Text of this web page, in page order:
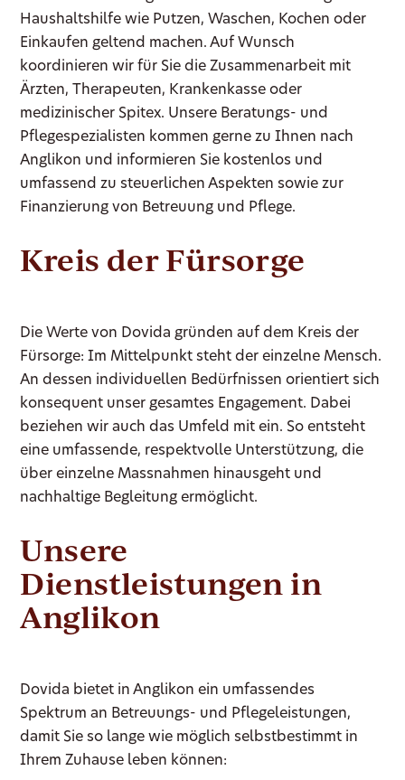
Haushaltshilfe wie Putzen, Waschen, Kochen oder
Einkaufen geltend machen. Auf Wunsch
koordinieren wir für Sie die Zusammenarbeit mit
Ärzten, Therapeuten, Krankenkasse oder
medizinischer Spitex. Unsere Beratungs- und
Pflegespezialisten kommen gerne zu Ihnen nach
Anglikon und informieren Sie kostenlos und
umfassend zu steuerlichen Aspekten sowie zur
Finanzierung von Betreuung und Pflege.
Kreis der Fürsorge
Die Werte von Dovida gründen auf dem Kreis der
Fürsorge: Im Mittelpunkt steht der einzelne Mensch.
An dessen individuellen Bedürfnissen orientiert sich
konsequent unser gesamtes Engagement. Dabei
beziehen wir auch das Umfeld mit ein. So entsteht
eine umfassende, respektvolle Unterstützung, die
über einzelne Massnahmen hinausgeht und
nachhaltige Begleitung ermöglicht.
Unsere
Dienstleistungen in
Anglikon
Dovida bietet in Anglikon ein umfassendes
Spektrum an Betreuungs- und Pflegeleistungen,
damit Sie so lange wie möglich selbstbestimmt in
Ihrem Zuhause leben können: